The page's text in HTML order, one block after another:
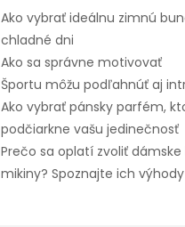
Ako vybrať ideálnu zimnú
chladné dni
Ako sa správne motivovať
Športu môžu podľahnúť aj
Ako vybrať pánsky parfém,
podčiarkne vašu jedinečnosť
Prečo sa oplatí zvoliť
mikiny? Spoznajte ich výhody